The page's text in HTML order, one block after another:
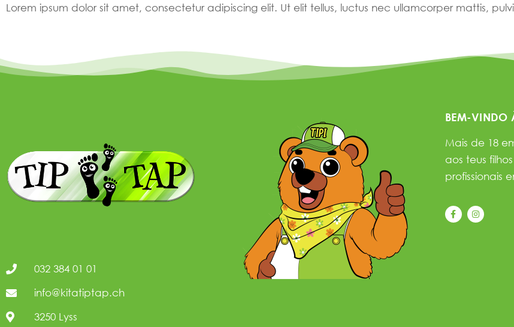
Lorem ipsum dolor sit amet, consectetur adipiscing elit. Ut elit tellus, luctus nec ullamcorper mattis,
032 384 01 01
info@kitatiptap.ch
3250 Lyss
BEM-VINDO
Mais de 18
aos teus
profissionais